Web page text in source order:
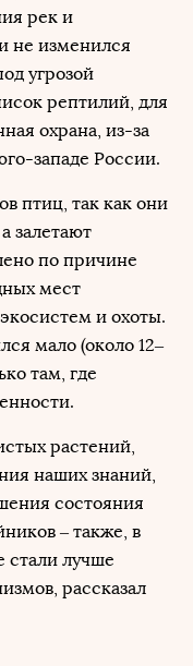
рек и
не изменился
угрозой
рептилий, для
охрана, из-за
западе России.
птиц, так как они
залетают
по причине
мест
и охоты.
мало (около 12–
там, где
растений,
наших знаний,
состояния
– также, в
стали лучше
рассказал